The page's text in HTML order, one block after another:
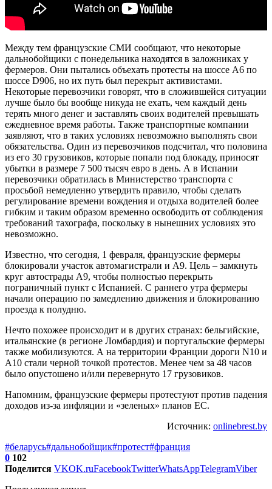
Между тем французские СМИ сообщают, что некоторые
дальнобойщики с понедельника находятся в заложниках у
фермеров. Они пытались объехать протесты на шоссе A6 по
шоссе D906, но их путь был перекрыт активистами.
Некоторые перевозчики говорят, что в сложившейся ситуации
лучше было бы вообще никуда не ехать, чем каждый день
терять много денег и заставлять своих водителей превышать
ежедневное время работы. Также транспортные компании
заявляют, что в таких условиях невозможно выполнять свои
обязательства. Один из перевозчиков подсчитал, что половина
из его 30 грузовиков, которые попали под блокаду, приносят
убытки в размере 7 500 тысяч евро в день. А в Испании
перевозчики обратилась в Министерство транспорта с
просьбой немедленно утвердить правило, чтобы сделать
регулирование времени вождения и отдыха водителей более
гибким и таким образом временно освободить от соблюдения
требований тахографа, поскольку в нынешних условиях это
невозможно.
Известно, что сегодня, 1 февраля, французские фермеры
блокировали участок автомагистрали и А9. Цель – замкнуть
круг автострады А9, чтобы полностью перекрыть
пограничный пункт с Испанией. С раннего утра фермеры
начали операцию по замедлению движения и блокированию
проезда к полудню.
Нечто похожее происходит и в других странах: бельгийские,
итальянские (в регионе Ломбардия) и португальские фермеры
также мобилизуются. А на территории Франции дороги N10 и
A10 стали черной точкой протестов. Менее чем за 48 часов
было опустошено и/или перевернуто 17 грузовиков.
Напомним, французские фермеры протестуют против падения
доходов из-за инфляции и «зеленых» планов ЕС.
Источник: onlinebrest.by
#беларусь#дальнобойщик#протест#франция
0 102
Поделится VKOK.ruFacebookTwitterWhatsAppTelegramViber